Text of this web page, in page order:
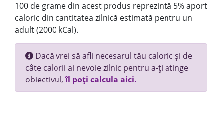
100 de grame din acest produs reprezintă 5% aport
caloric din cantitatea zilnică estimată pentru un
adult (2000 kCal).
Dacă vrei să afli necesarul tău caloric și de
câte calorii ai nevoie zilnic pentru a-ți atinge
obiectivul,îl poți calcula aici.